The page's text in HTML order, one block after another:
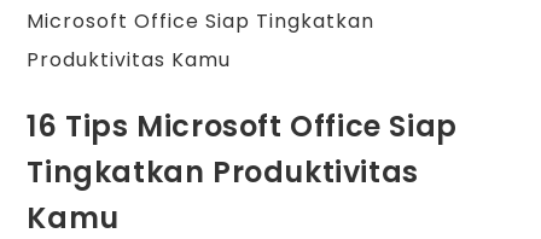
16 Tips Microsoft Office Siap
Tingkatkan Produktivitas
Kamu